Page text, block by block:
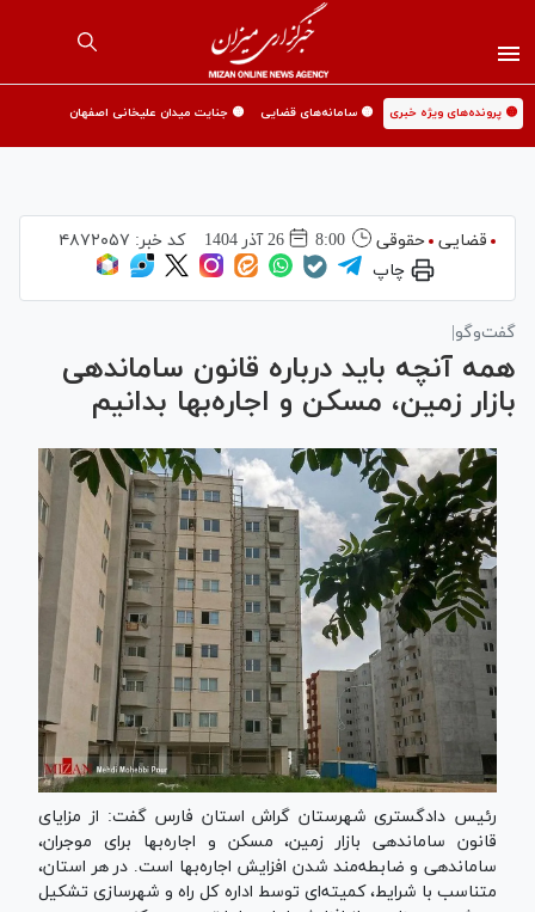
🟡 پرونده‌های ویژه خبری 🟡 سامانه‌های قضایی 🟡 جنایت میدان علیخانی اصفهان
قضایی حقوقی 8:00 26 آذر 1404 کد خبر: ۴۸۷۲۰۵۷
چاپ
گفت‌وگو|
همه آنچه باید درباره قانون ساماندهی
بازار زمین، مسکن و اجاره‌بها بدانیم
رئیس دادگستری شهرستان گراش استان فارس گفت: از مزایای
قانون ساماندهی بازار زمین، مسکن و اجاره‌بها برای موجران،
ساماندهی و ضابطه‌مند شدن افزایش اجاره‌بها است. در هر استان،
متناسب با شرایط، کمیته‌ای توسط اداره کل راه و شهرسازی تشکیل